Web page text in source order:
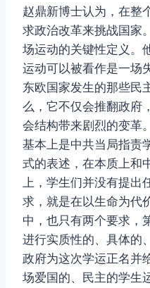
赵鼎新博士认为，在整
求政治改革来挑战国家
场运动的关键性定义。
运动可以被看作是一场
东欧国家发生的那些民
么，它不仅会推翻政府
会结构带来剧烈的变革
基本上是中共当局指责
式的表述，在本质上和
上，学生们并没有提
求，就是在以生命为代
中，也只有两个要求，
进行实质性的、具体的
政府为这次学运正名并
场爱国的、民主的学生